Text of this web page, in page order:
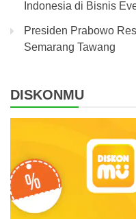
Indonesia di Bisnis
Presiden Prabowo
Semarang Tawang
DISKONMU